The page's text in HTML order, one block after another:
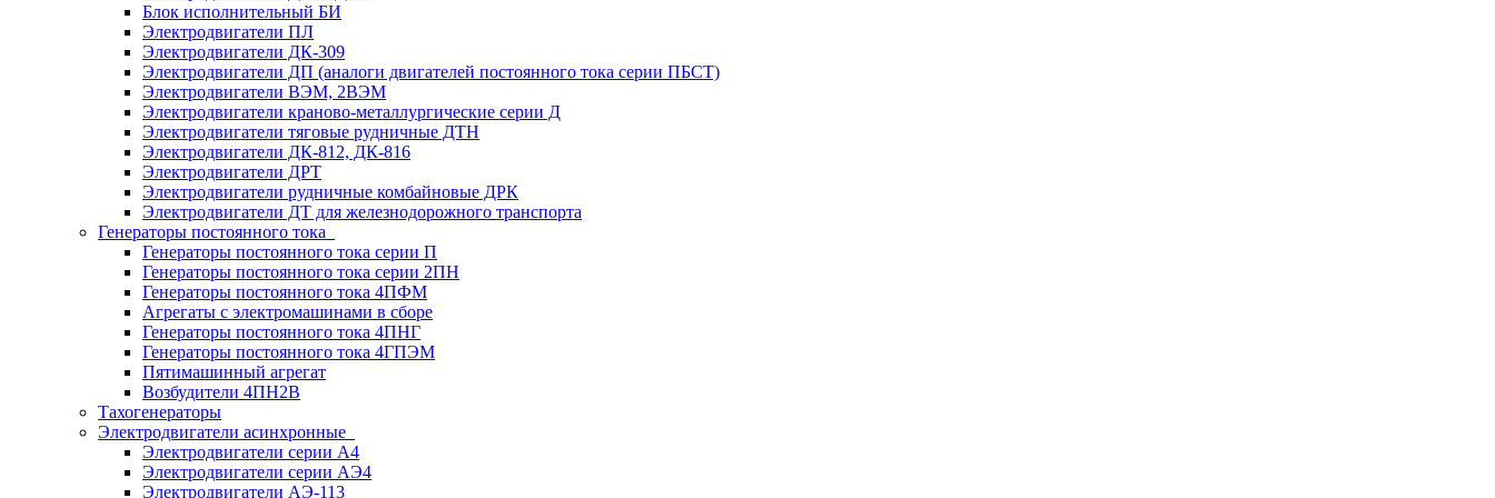
Блок исполнительный БИ
Электродвигатели ПЛ
Электродвигатели ДК-309
Электродвигатели ДП (аналоги двигателей постоянного тока серии ПБСТ)
Электродвигатели ВЭМ, 2ВЭМ
Электродвигатели краново-металлургические серии Д
Электродвигатели тяговые рудничные ДТН
Электродвигатели ДК-812, ДК-816
Электродвигатели ДРТ
Электродвигатели рудничные комбайновые ДРК
Электродвигатели ДТ для железнодорожного транспорта
Генераторы постоянного тока
Генераторы постоянного тока серии П
Генераторы постоянного тока серии 2ПН
Генераторы постоянного тока 4ПФМ
Агрегаты с электромашинами в сборе
Генераторы постоянного тока 4ПНГ
Генераторы постоянного тока 4ГПЭМ
Пятимашинный агрегат
Возбудители 4ПН2В
Тахогенераторы
Электродвигатели асинхронные
Электродвигатели серии А4
Электродвигатели серии АЭ4
Электродвигатели АЭ-113